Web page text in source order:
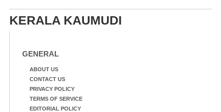
KERALA KAUMUDI
GENERAL
ABOUT US
CONTACT US
PRIVACY POLICY
TERMS OF SERVICE
EDITORIAL POLICY